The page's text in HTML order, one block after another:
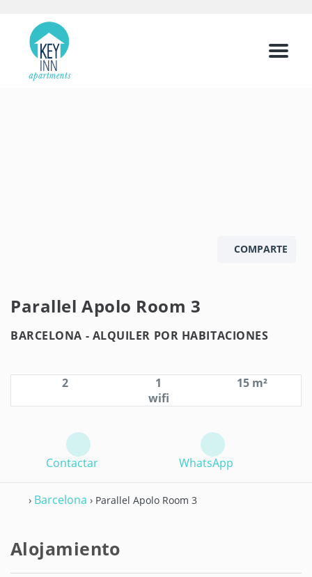
Menu
COMPARTE
Parallel Apolo Room 3
BARCELONA - ALQUILER POR HABITACIONES
2 1
15 m²
wifi
Contactar WhatsApp
› Barcelona › Parallel Apolo Room 3
Alojamiento